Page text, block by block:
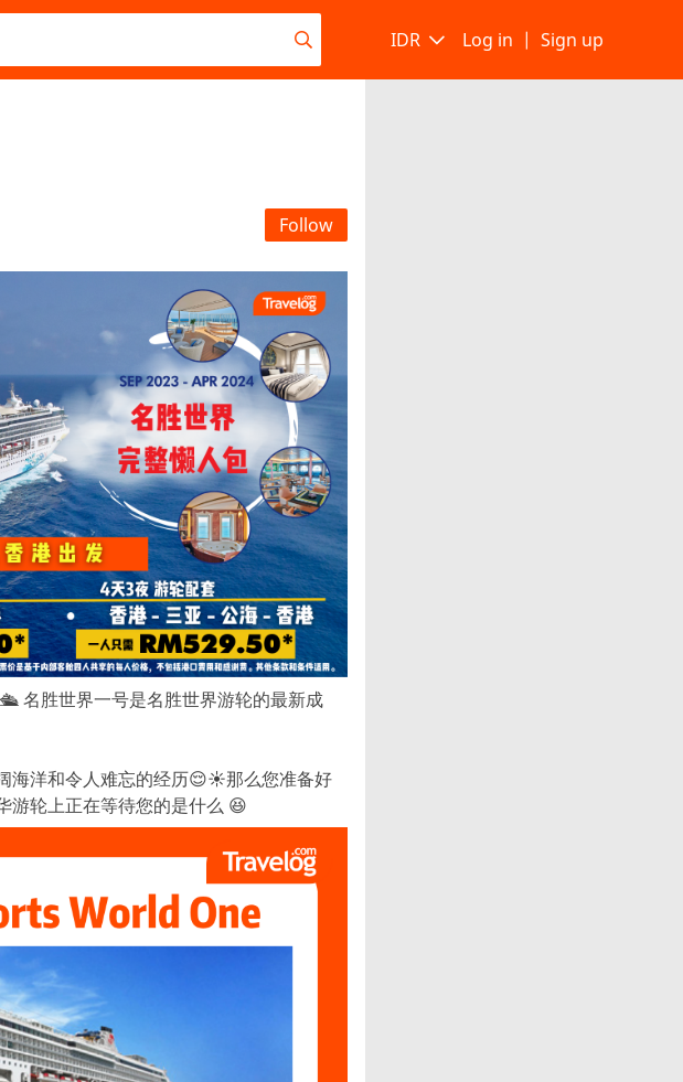
IDR Log in | Sign up
Follow
名胜世界一号是名胜世界游轮的最新成
海洋和令人难忘的经历😌☀️那么您准备好
游轮上正在等待您的是什么 😆